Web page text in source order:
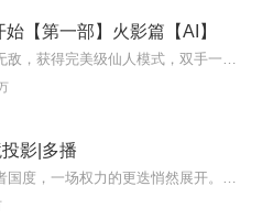
【第一部】火影篇【AI】
影|多播